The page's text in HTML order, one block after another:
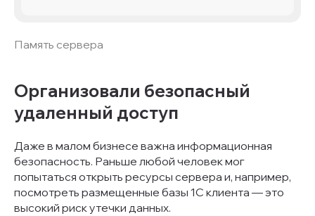
Память сервера
Организовали безопасный
удаленный доступ
Даже в малом бизнесе важна информационная
безопасность. Раньше любой человек мог
попытаться открыть ресурсы сервера и, например,
посмотреть размещенные базы 1C клиента — это
высокий риск утечки данных.